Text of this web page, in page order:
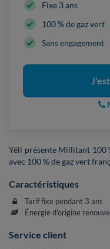
Fixe 3 ans
100 % de gaz vert
Sans engagement
Yéli présente Millitant 100
avec 100 % de gaz vert
Caractéristiques
Tarif fixe pendant 3 ans
Énergie d'origine
Service client